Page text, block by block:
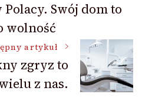
Swój dom to
wolność
artykuł
zgryz to
z nas.